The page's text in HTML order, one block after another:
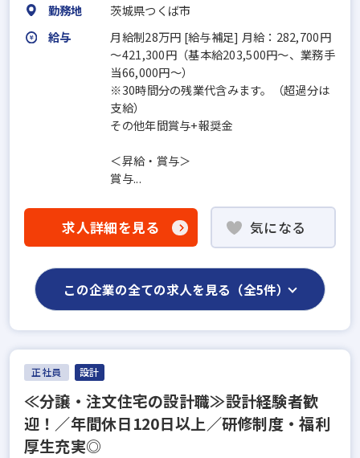
勤務地
茨城県つくば市
給与
月給制28万円 [給与補足] 月給：282,700円
～421,300円（基本給203,500円～、業務手
当66,000円～）
※30時間分の残業代含みます。（超過分は
支給）
その他年間賞与+報奨金
＜昇給・賞与＞
賞与...
求人詳細を見る 気になる
この企業の全ての求人を見る（全5件）
正社員 設計
≪分譲・注文住宅の設計職≫設計経験者歓
迎！／年間休日120日以上／研修制度・福利
厚生充実◎